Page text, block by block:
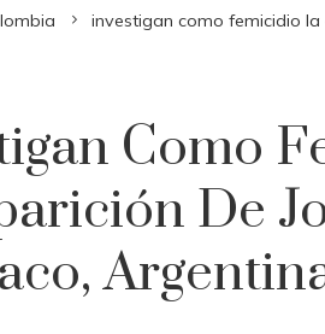
investigan como femicidio
Como
De